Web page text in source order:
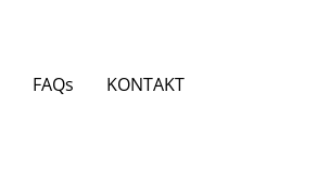
FAQs KONTAKT